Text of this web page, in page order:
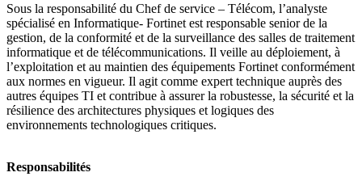
Sous la responsabilité du Chef de service – Télécom, l’analyste
spécialisé en Informatique- Fortinet est responsable senior de la
gestion, de la conformité et de la surveillance des salles de traitement
informatique et de télécommunications. Il veille au déploiement, à
l’exploitation et au maintien des équipements Fortinet conformément
aux normes en vigueur. Il agit comme expert technique auprès des
autres équipes TI et contribue à assurer la robustesse, la sécurité et la
résilience des architectures physiques et logiques des
environnements technologiques critiques.
Responsabilités